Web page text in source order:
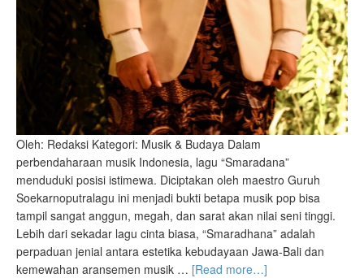
Oleh: Redaksi Kategori: Musik & Budaya Dalam
perbendaharaan musik Indonesia, lagu “Smaradana”
menduduki posisi istimewa. Diciptakan oleh maestro Guruh
Soekarnoputralagu ini menjadi bukti betapa musik pop bisa
tampil sangat anggun, megah, dan sarat akan nilai seni tinggi.
Lebih dari sekadar lagu cinta biasa, “Smaradhana” adalah
perpaduan jenial antara estetika kebudayaan Jawa-Bali dan
kemewahan aransemen musik … [Read more…]